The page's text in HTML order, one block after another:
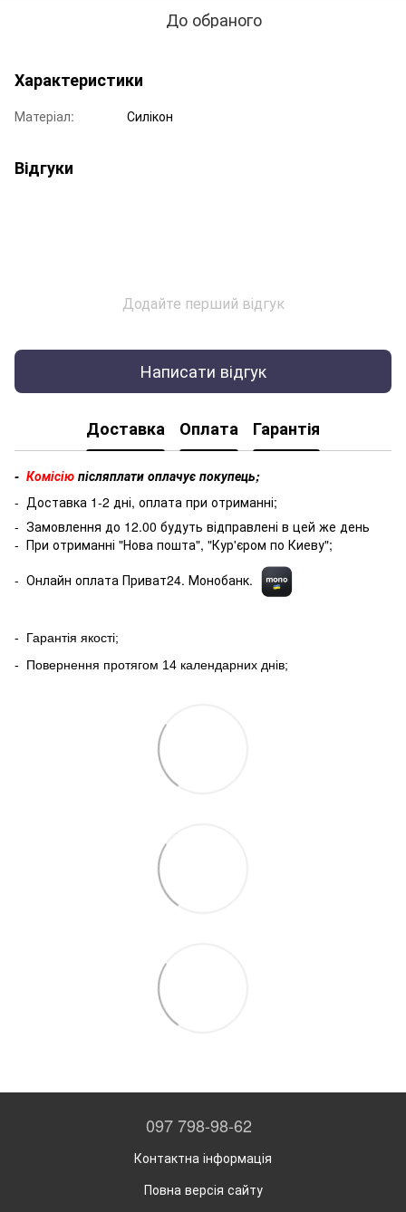
До обраного
Характеристики
Матеріал: Силікон
Відгуки
Додайте перший відгук
Написати відгук
Доставка Оплата Гарантія
- Комісію післяплати оплачує покупець;
- Доставка 1-2 дні, оплата при отриманні;
- Замовлення до 12.00 будуть відправлені в цей же день
- При отриманні "Нова пошта", "Кур'єром по Киеву";
- Онлайн оплата Приват24. Монобанк.
- Гарантія якості;
- Повернення протягом 14 календарних днів;
097 798-98-62
Контактна інформація
Повна версія сайту